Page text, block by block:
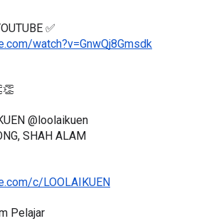
✅
watch?v=GnwQj8Gmsdk
@loolaikuen
SHAH ALAM
c/LOOLAIKUEN
Pelajar